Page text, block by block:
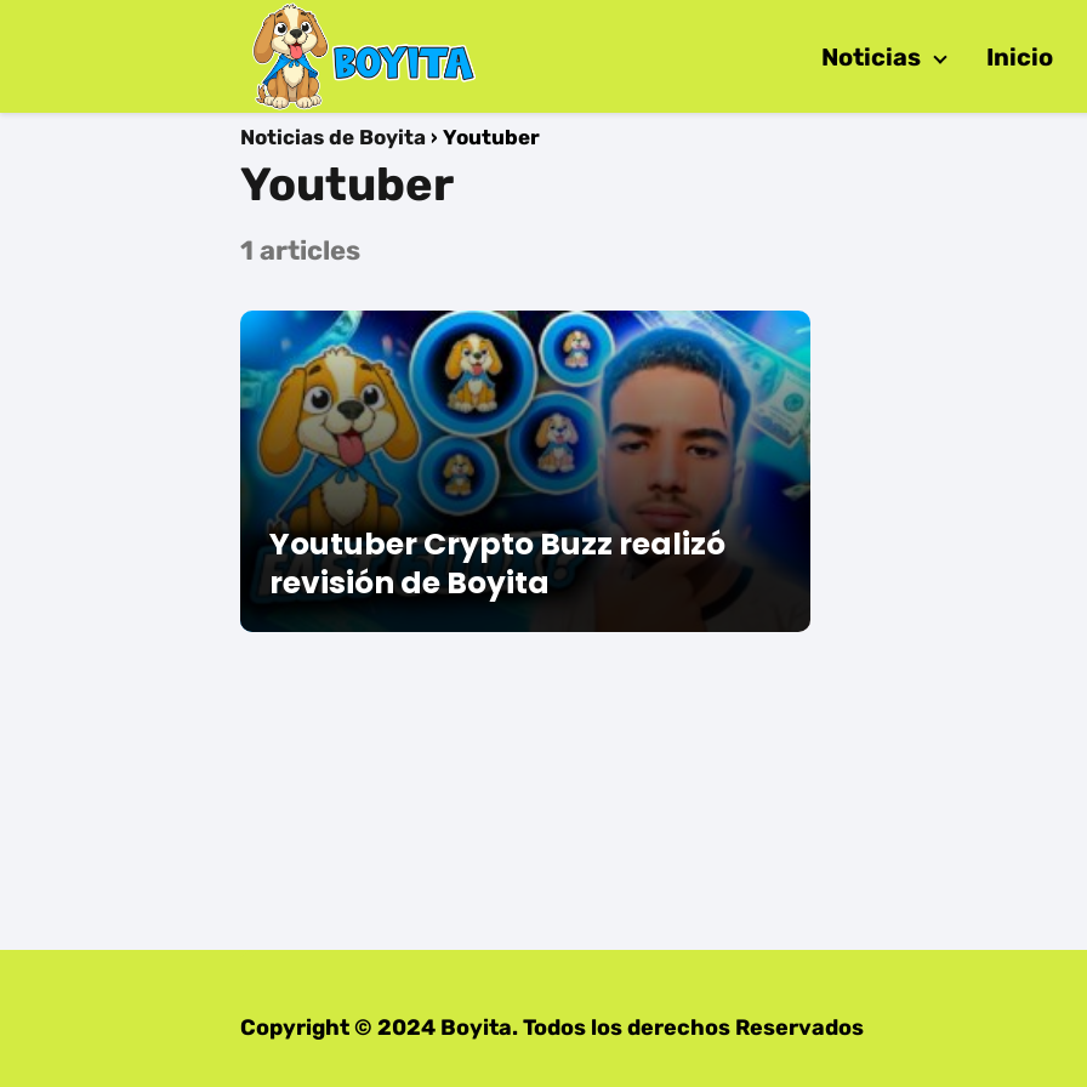
Noticias Inicio
Noticias de Boyita Youtuber
Youtuber
1 articles
Youtuber Crypto Buzz realizó
revisión de Boyita
Copyright © 2024 Boyita. Todos los derechos Reservados